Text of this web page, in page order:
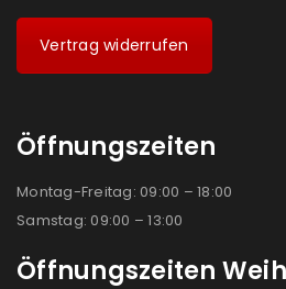
Vertrag widerrufen
Öffnungszeiten
Montag-Freitag: 09:00 – 18:00
Samstag: 09:00 – 13:00
Öffnungszeiten